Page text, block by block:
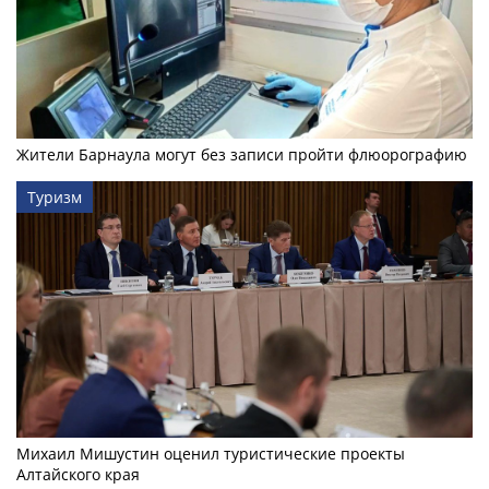
Жители Барнаула могут без записи пройти флюорографию
Туризм
Михаил Мишустин оценил туристические проекты
Алтайского края